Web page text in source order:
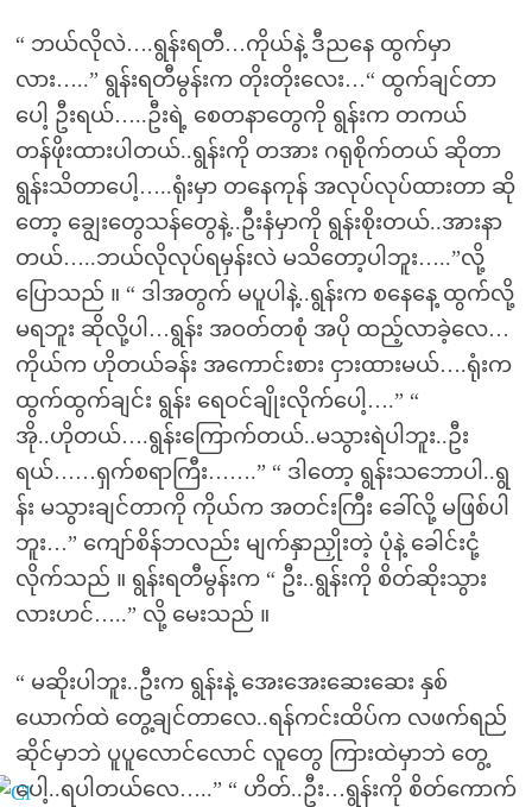
“ ဘယ်လိုလဲ….ရွန်းရတီ…ကိုယ်နဲ့ ဒီညနေ ထွက်မှာ
လား…..” ရွန်းရတီမွန်းက တိုးတိုးလေး…“ ထွက်ချင်တာ
ပေါ့ ဦးရယ်…..ဦးရဲ့ စေတနာတွေကို ရွန်းက တကယ်
တန်ဖိုးထားပါတယ်..ရွန်းကို တအား ဂရုစိုက်တယ် ဆိုတာ
ရွန်းသိတာပေါ့…..ရုံးမှာ တနေကုန် အလုပ်လုပ်ထားတာ ဆို
တော့ ချွေးတွေသန်တွေနဲ့..ဦးနံမှာကို ရွန်းစိုးတယ်..အားနာ
တယ်…..ဘယ်လိုလုပ်ရမှန်းလဲ မသိတော့ပါဘူး…..”လို့
ပြောသည် ။ “ ဒါအတွက် မပူပါနဲ့..ရွန်းက စနေနေ့ ထွက်လို့
မရဘူး ဆိုလို့ပါ…ရွန်း အဝတ်တစုံ အပို ထည့်လာခဲ့လေ…
ကိုယ်က ဟိုတယ်ခန်း အကောင်းစား ငှားထားမယ်….ရုံးက
ထွက်ထွက်ချင်း ရွန်း ရေဝင်ချိုးလိုက်ပေါ့….” “
အို..ဟိုတယ်….ရွန်းကြောက်တယ်..မသွားရဲပါဘူး..ဦး
ရယ်……ရှက်စရာကြီး…….” “ ဒါတော့ ရွန်းသဘောပါ..ရွ
န်း မသွားချင်တာကို ကိုယ်က အတင်းကြီး ခေါ်လို့ မဖြစ်ပါ
ဘူး…” ကျော်စိန်ဘလည်း မျက်နှာညှိုးတဲ့ ပုံနဲ့ ခေါင်းငုံ့
လိုက်သည် ။ ရွန်းရတီမွန်းက “ ဦး..ရွန်းကို စိတ်ဆိုးသွား
လားဟင်…..” လို့ မေးသည် ။
“ မဆိုးပါဘူး..ဦးက ရွန်းနဲ့ အေးအေးဆေးဆေး နှစ်
ယောက်ထဲ တွေ့ချင်တာလေ..ရန်ကင်းထိပ်က လဖက်ရည်
ဆိုင်မှာဘဲ ပူပူလောင်လောင် လူတွေ ကြားထဲမှာဘဲ တွေ့
ပေါ့..ရပါတယ်လေ…..” “ ဟိတ်..ဦး…ရွန်းကို စိတ်ကောက်